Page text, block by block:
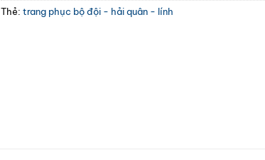
Thẻ:trang phục bộ đội - hải quân - lính